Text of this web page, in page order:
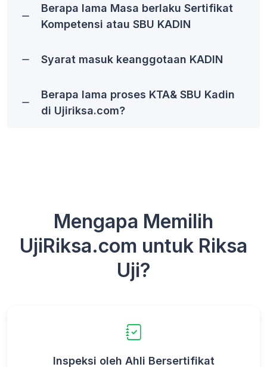
Berapa lama Masa berlaku Sertifikat
Kompetensi atau SBU KADIN
Syarat masuk keanggotaan KADIN
Berapa lama proses KTA& SBU Kadin
di Ujiriksa.com?
Mengapa Memilih
UjiRiksa.com untuk Riksa
Uji?
Inspeksi oleh Ahli Bersertifikat